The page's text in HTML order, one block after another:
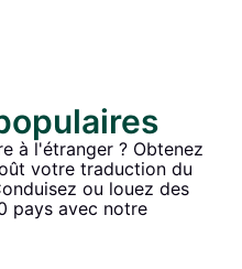
à l'étranger ? Obtenez
votre traduction du
ou louez des
pays avec notre